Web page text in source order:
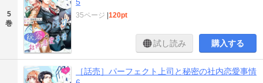
5
巻
35ページ 120pt
試し読み 購入する
［話売］パーフェクト上司と秘密の社内恋愛事情